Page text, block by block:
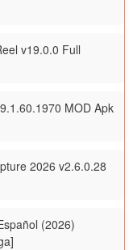
v19.0.0 Full
MOD Apk
2026 v2.6.0.28
(2026)